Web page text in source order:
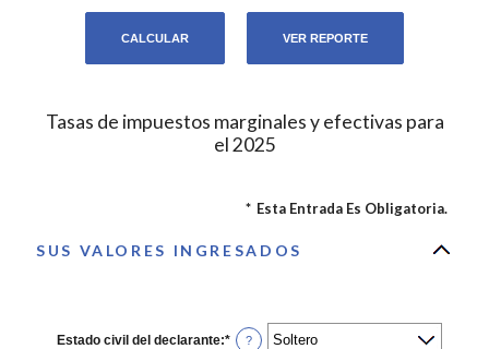
Tasas de impuestos marginales y efectivas para
el 2025
* Esta Entrada Es Obligatoria.
SUS VALORES INGRESADOS
Estado civil del declarante:* ?